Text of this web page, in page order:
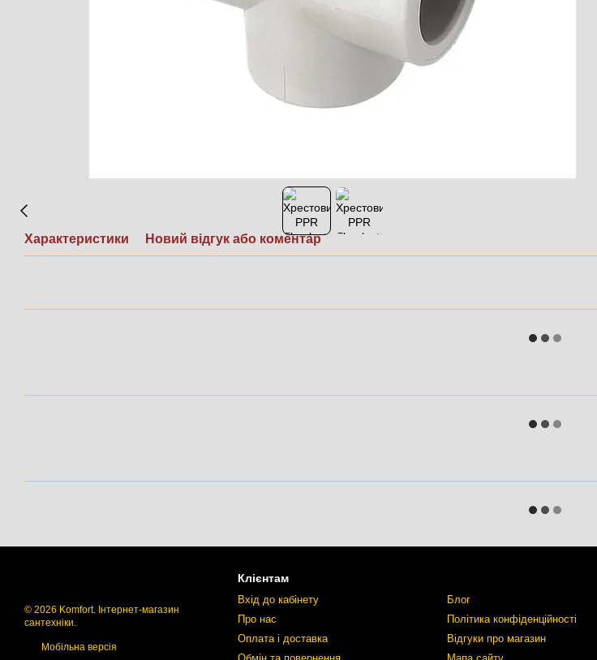
Характеристики Новий відгук або коментар
© 2026 Komfort. Інтернет-магазин
сантехніки.
Мобільна версія
Клієнтам
Вхід до кабінету
Про нас
Оплата і доставка
Блог
Політика конфіденційності
Відгуки про магазин